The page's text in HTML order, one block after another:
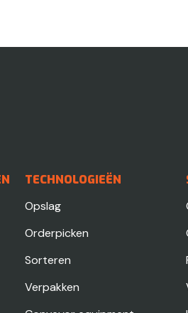
TECHNOLOGIEËN
Opslag
Orderpicken
Sorteren
Verpakken